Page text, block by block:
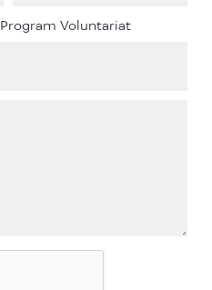
Program Voluntariat